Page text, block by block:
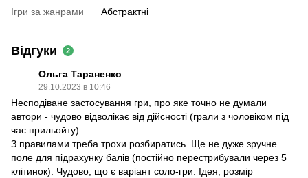
Ігри за жанрами
Абстрактні
Відгуки 2
Ольга Тараненко
29.10.2023 в 10:46
Несподіване застосування гри, про яке точно не думали
автори - чудово відволікає від дійсності (грали з чоловіком під
час прильойту).
З правилами треба трохи розбиратись. Ще не дуже зручне
поле для підрахунку балів (постійно перестрибували через 5
клітинок). Чудово, що є варіант соло-гри. Ідея, розмір